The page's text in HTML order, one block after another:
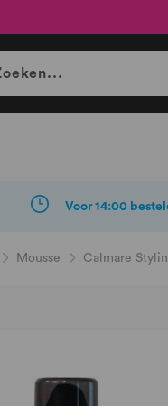
Voor 14:00
Mousse Calmare